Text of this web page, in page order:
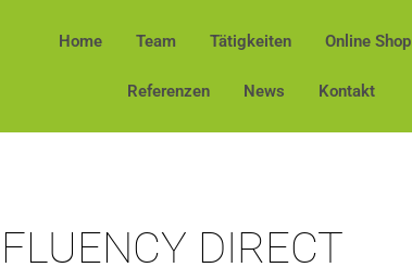
Home Team Tätigkeiten Online Shop
Referenzen News Kontakt
FLUENCY DIRECT